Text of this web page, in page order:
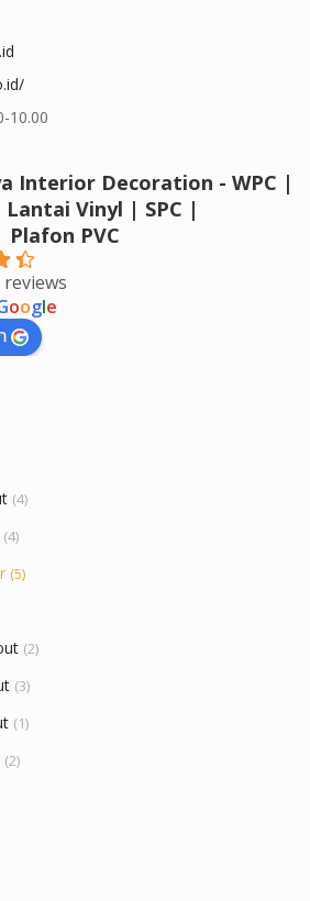
10.00
Interior Decoration - WPC |
Vinyl | SPC |
PVC
reviews
oogle
(4)
(4)
(5)
(2)
(3)
(1)
(2)